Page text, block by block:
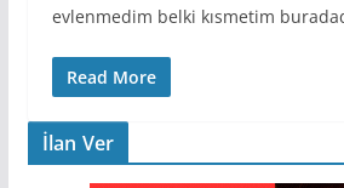
evlenmedim belki kısmetim
Read More
İlan Ver